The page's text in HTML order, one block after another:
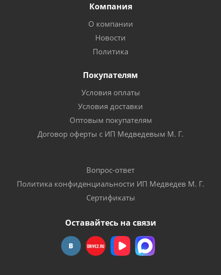
Компания
О компании
Новости
Политика
Покупателям
Условия оплаты
Условия доставки
Оптовым покупателям
Договор оферты с ИП Медведевым М. Г.
Вопрос-ответ
Политика конфиденциальности ИП Медведев М. Г.
Сертификаты
Оставайтесь на связи